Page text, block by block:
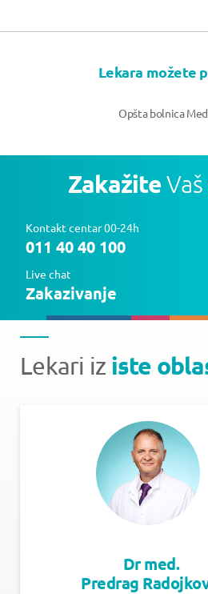
Lekara možete
Opšta bolnica
ZakažiteVaš
Kontakt centar 00-24h
011 40 40 100
Live chat
Zakazivanje
Lekari iz iste
Dr med.
Predrag